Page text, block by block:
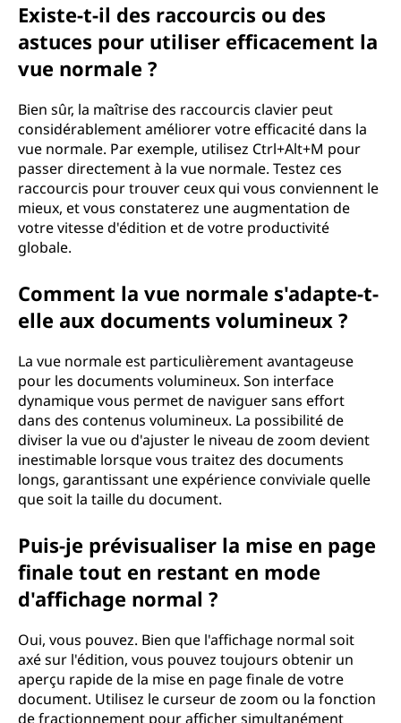
Existe-t-il des raccourcis ou des
astuces pour utiliser efficacement la
vue normale ?
Bien sûr, la maîtrise des raccourcis clavier peut
considérablement améliorer votre efficacité dans la
vue normale. Par exemple, utilisez Ctrl+Alt+M pour
passer directement à la vue normale. Testez ces
raccourcis pour trouver ceux qui vous conviennent le
mieux, et vous constaterez une augmentation de
votre vitesse d'édition et de votre productivité
globale.
Comment la vue normale s'adapte-t-
elle aux documents volumineux ?
La vue normale est particulièrement avantageuse
pour les documents volumineux. Son interface
dynamique vous permet de naviguer sans effort
dans des contenus volumineux. La possibilité de
diviser la vue ou d'ajuster le niveau de zoom devient
inestimable lorsque vous traitez des documents
longs, garantissant une expérience conviviale quelle
que soit la taille du document.
Puis-je prévisualiser la mise en page
finale tout en restant en mode
d'affichage normal ?
Oui, vous pouvez. Bien que l'affichage normal soit
axé sur l'édition, vous pouvez toujours obtenir un
aperçu rapide de la mise en page finale de votre
document. Utilisez le curseur de zoom ou la fonction
de fractionnement pour afficher simultanément